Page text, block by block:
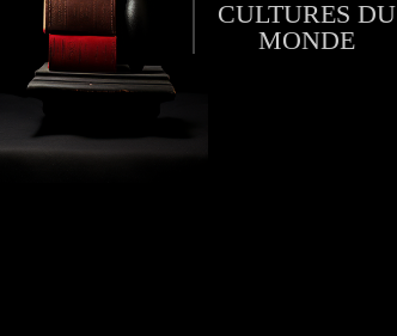
CULTURES DU
MONDE